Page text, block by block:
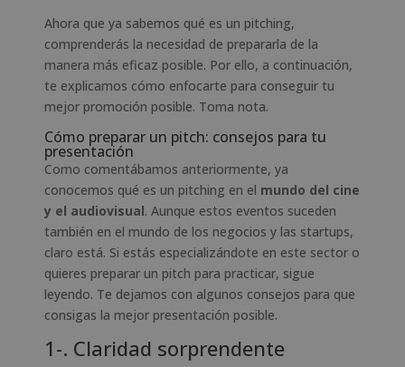
Ahora que ya sabemos qué es un pitching,
comprenderás la necesidad de prepararla de la
manera más eficaz posible. Por ello, a continuación,
te explicamos cómo enfocarte para conseguir tu
mejor promoción posible. Toma nota.
Cómo preparar un pitch: consejos para tu
presentación
Como comentábamos anteriormente, ya
conocemos qué es un pitching en el mundo del cine
y el audiovisual. Aunque estos eventos suceden
también en el mundo de los negocios y las startups,
claro está. Si estás especializándote en este sector o
quieres preparar un pitch para practicar, sigue
leyendo. Te dejamos con algunos consejos para que
consigas la mejor presentación posible.
1-. Claridad sorprendente